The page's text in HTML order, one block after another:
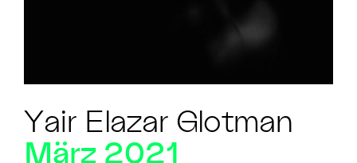
Yair Elazar Glotman
März 2021